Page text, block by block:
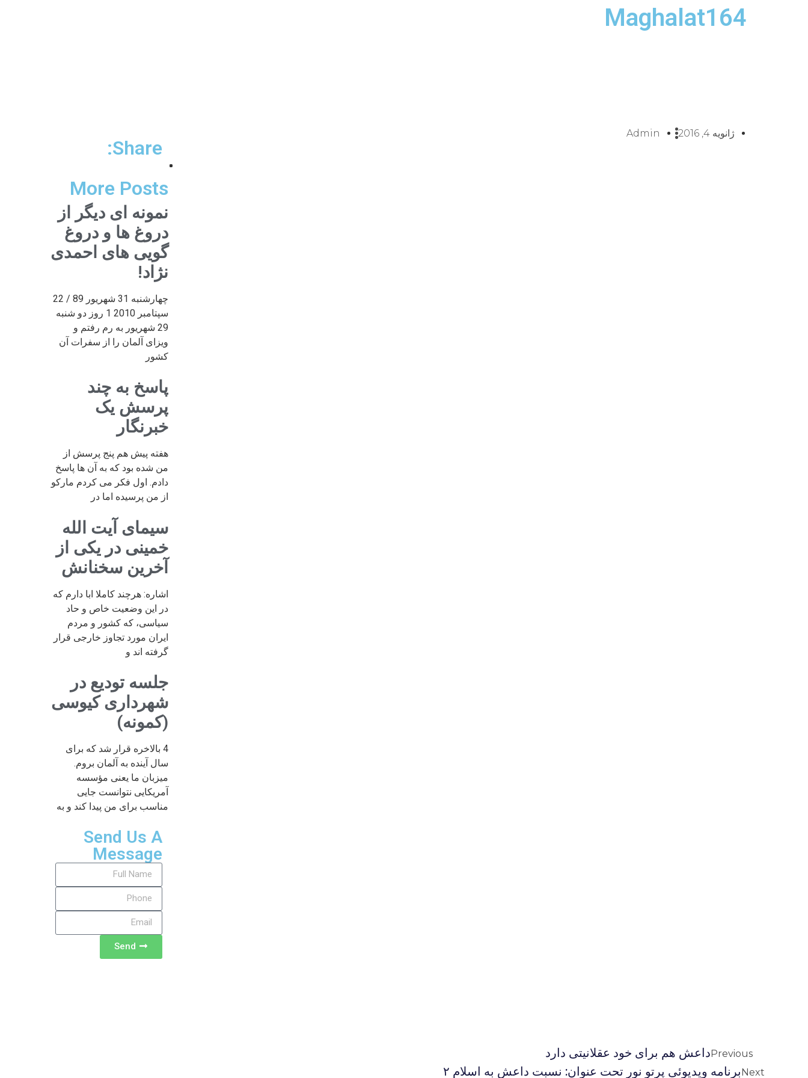
Maghalat164
ژانویه 4, 2016 Admin
Share:
More Posts
نمونه ای دیگر از
دروغ ها و دروغ
گویی های احمدی
نژاد!
چهارشنبه 31 شهریور 89 / 22
سپتامبر 2010 1 روز دو شنبه
29 شهریور به رم رفتم و
ویزای آلمان را از سفرات آن
کشور
پاسخ به چند
پرسش یک
خبرنگار
هفته پیش هم پنج پرسش از
من شده بود که به آن ها پاسخ
دادم. اول فکر می کردم مارکو
از من پرسیده اما در
سیمای آیت الله
خمینی در یکی از
آخرین سخنانش
اشاره: هرچند کاملا ابا دارم که
در این وضعیت خاص و حاد
سیاسی، که کشور و مردم
ایران مورد تجاوز خارجی قرار
گرفته اند و
جلسه تودیع در
شهرداری کیوسی
(کمونه)
4 بالاخره قرار شد که برای
سال آینده به آلمان بروم.
میزبان ما یعنی مؤسسه
آمریکایی نتوانست جایی
مناسب برای من پیدا کند و به
Send Us A
Message
Send
Previousداعش هم برای خود عقلانیتی دارد
Nextبرنامه ويديوئى پرتو نور تحت عنوان: نسبت داعش به اسلام ۲